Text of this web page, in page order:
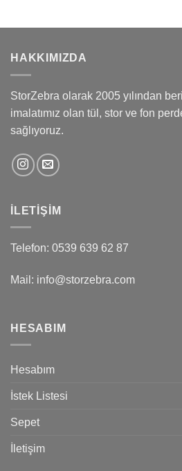
HAKKIMIZDA
StorZebra olarak 2005 yılından
imalatımız olan tül, stor ve fon
sağlıyoruz.
İLETIŞIM
Telefon: 0539 639 62 87
Mail: info@storzebra.com
HESABIM
Hesabım
İstek Listesi
Sepet
İletişim